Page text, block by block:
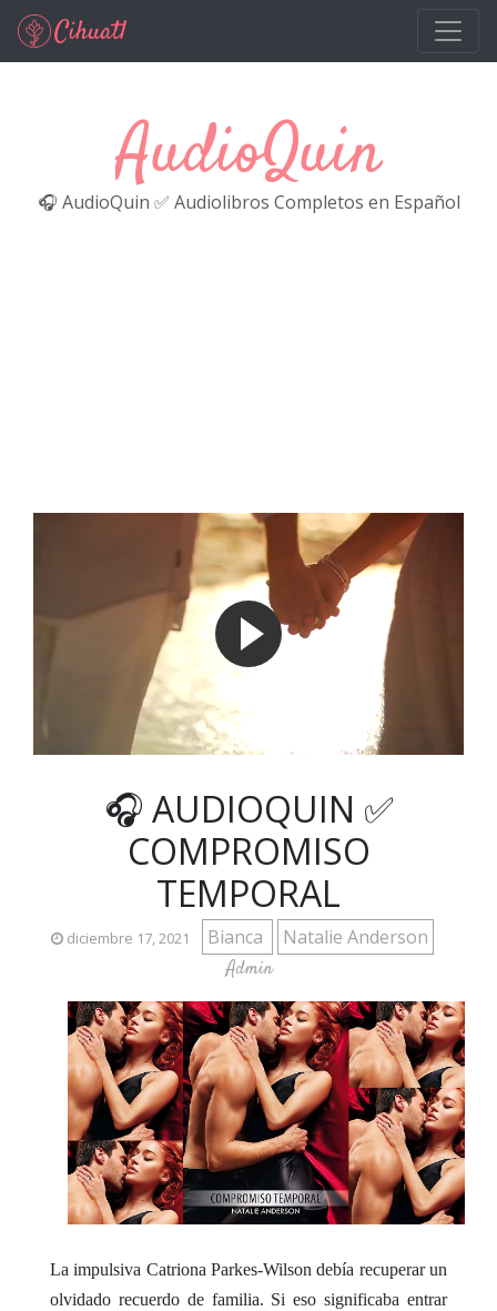
Ir al contenido principal
AudioQuin
🎧 AudioQuin ✅ Audiolibros Completos en Español
🎧 AUDIOQUIN ✅
COMPROMISO
TEMPORAL
diciembre 17, 2021 Bianca Natalie Anderson
Admin
La impulsiva Catriona Parkes-Wilson debía recuperar un
olvidado recuerdo de familia. Si eso significaba entrar